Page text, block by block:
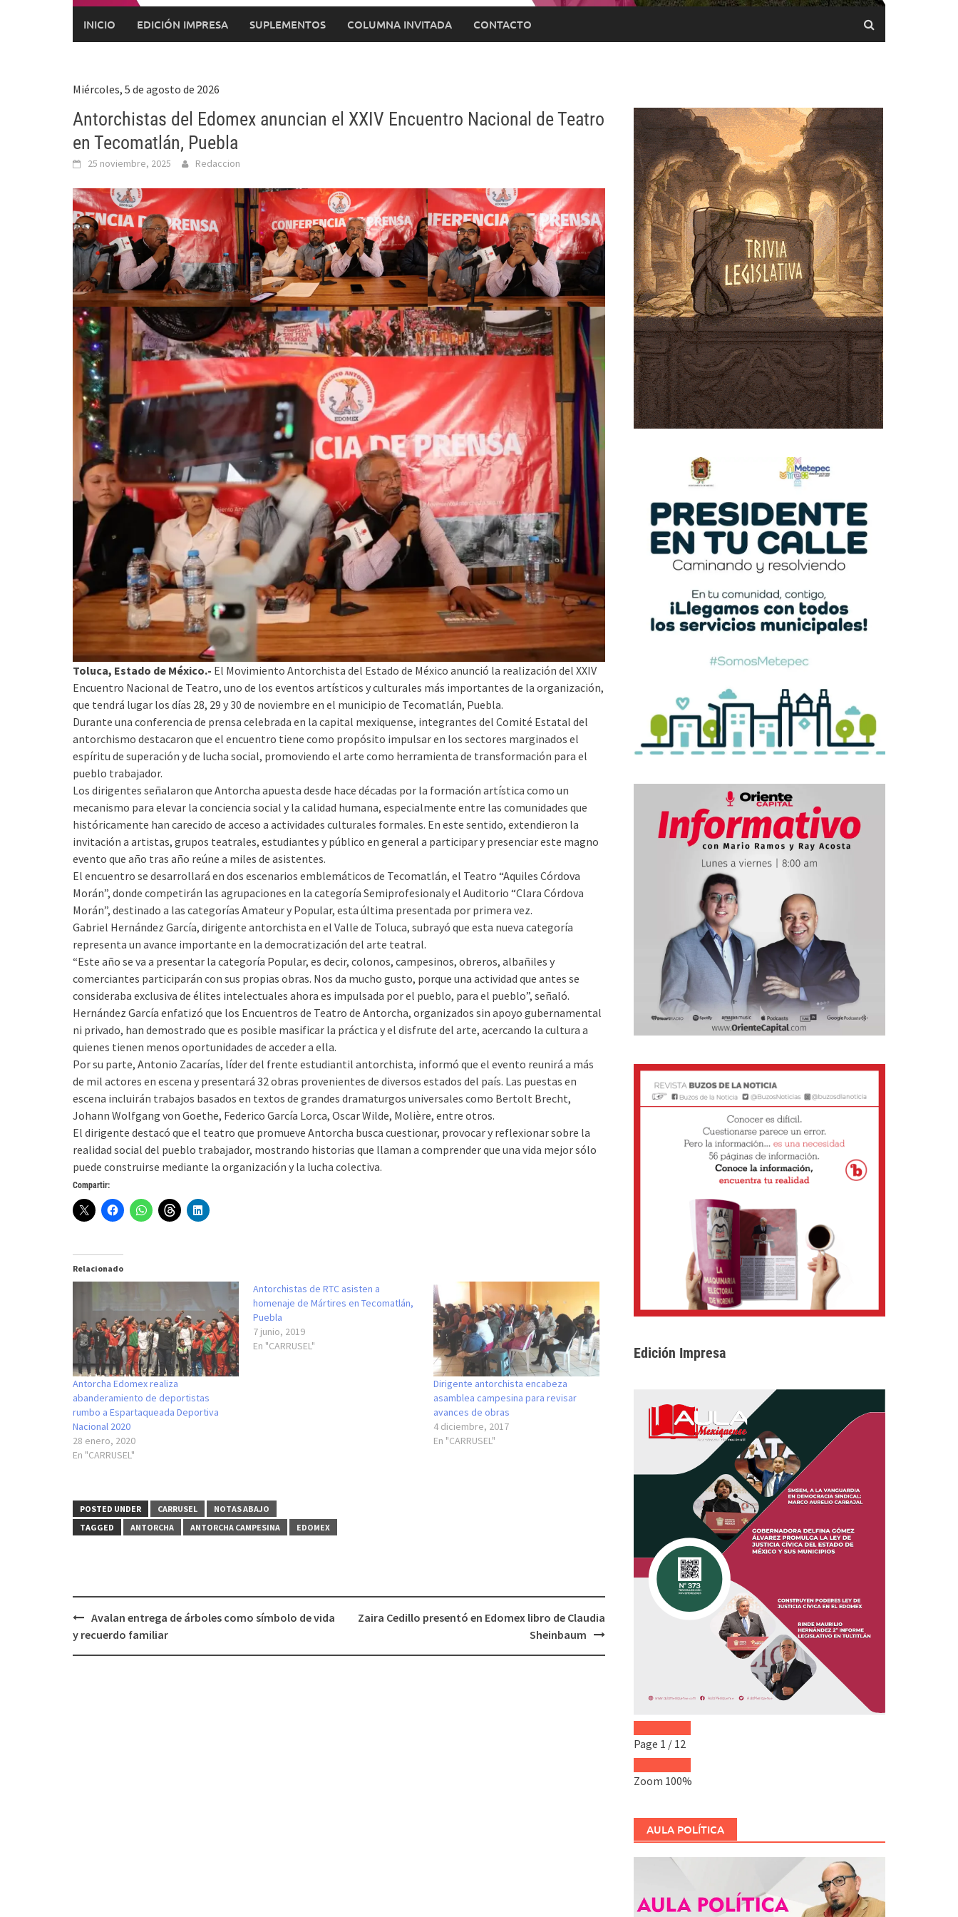
INICIO EDICIÓN IMPRESA SUPLEMENTOS COLUMNA INVITADA CONTACTO
Miércoles, 5 de agosto de 2026
Antorchistas del Edomex anuncian el XXIV Encuentro Nacional de Teatro
en Tecomatlán, Puebla
25 noviembre, 2025 Redaccion
Toluca, Estado de México.- El Movimiento Antorchista del Estado de México anunció la realización del XXIV
Encuentro Nacional de Teatro, uno de los eventos artísticos y culturales más importantes de la organización,
que tendrá lugar los días 28, 29 y 30 de noviembre en el municipio de Tecomatlán, Puebla.
Durante una conferencia de prensa celebrada en la capital mexiquense, integrantes del Comité Estatal del
antorchismo destacaron que el encuentro tiene como propósito impulsar en los sectores marginados el
espíritu de superación y de lucha social, promoviendo el arte como herramienta de transformación para el
pueblo trabajador.
Los dirigentes señalaron que Antorcha apuesta desde hace décadas por la formación artística como un
mecanismo para elevar la conciencia social y la calidad humana, especialmente entre las comunidades que
históricamente han carecido de acceso a actividades culturales formales. En este sentido, extendieron la
invitación a artistas, grupos teatrales, estudiantes y público en general a participar y presenciar este magno
evento que año tras año reúne a miles de asistentes.
El encuentro se desarrollará en dos escenarios emblemáticos de Tecomatlán, el Teatro “Aquiles Córdova
Morán”, donde competirán las agrupaciones en la categoría Semiprofesionaly el Auditorio “Clara Córdova
Morán”, destinado a las categorías Amateur y Popular, esta última presentada por primera vez.
Gabriel Hernández García, dirigente antorchista en el Valle de Toluca, subrayó que esta nueva categoría
representa un avance importante en la democratización del arte teatral.
“Este año se va a presentar la categoría Popular, es decir, colonos, campesinos, obreros, albañiles y
comerciantes participarán con sus propias obras. Nos da mucho gusto, porque una actividad que antes se
consideraba exclusiva de élites intelectuales ahora es impulsada por el pueblo, para el pueblo”, señaló.
Hernández García enfatizó que los Encuentros de Teatro de Antorcha, organizados sin apoyo gubernamental
ni privado, han demostrado que es posible masificar la práctica y el disfrute del arte, acercando la cultura a
quienes tienen menos oportunidades de acceder a ella.
Por su parte, Antonio Zacarías, líder del frente estudiantil antorchista, informó que el evento reunirá a más
de mil actores en escena y presentará 32 obras provenientes de diversos estados del país. Las puestas en
escena incluirán trabajos basados en textos de grandes dramaturgos universales como Bertolt Brecht,
Johann Wolfgang von Goethe, Federico García Lorca, Oscar Wilde, Molière, entre otros.
El dirigente destacó que el teatro que promueve Antorcha busca cuestionar, provocar y reflexionar sobre la
realidad social del pueblo trabajador, mostrando historias que llaman a comprender que una vida mejor sólo
puede construirse mediante la organización y la lucha colectiva.
Compartir:
Relacionado
Antorcha Edomex realiza
abanderamiento de deportistas
rumbo a Espartaqueada Deportiva
Nacional 2020
28 enero, 2020
En "CARRUSEL"
Antorchistas de RTC asisten a
homenaje de Mártires en Tecomatlán,
Puebla
7 junio, 2019
En "CARRUSEL"
Dirigente antorchista encabeza
asamblea campesina para revisar
avances de obras
4 diciembre, 2017
En "CARRUSEL"
POSTED UNDER CARRUSEL
NOTAS ABAJO
TAGGED
ANTORCHA ANTORCHA CAMPESINA EDOMEX
Post
navigation
Avalan entrega de árboles como símbolo de vida
y recuerdo familiar
Zaira Cedillo presentó en Edomex libro de Claudia
Sheinbaum
Edición Impresa
Page 1 / 12
Zoom 100%
AULA POLÍTICA